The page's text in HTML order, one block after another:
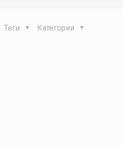
Категории
Теги